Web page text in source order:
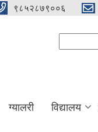
९८५२८७९००६
ग्यालरी विद्यालय